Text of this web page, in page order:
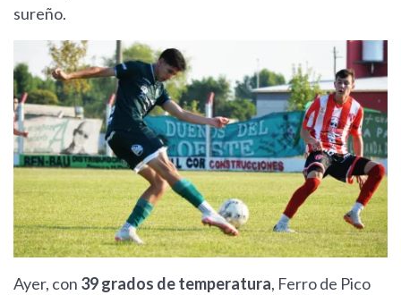
sureño.
Ayer, con 39 grados de temperatura, Ferro de Pico